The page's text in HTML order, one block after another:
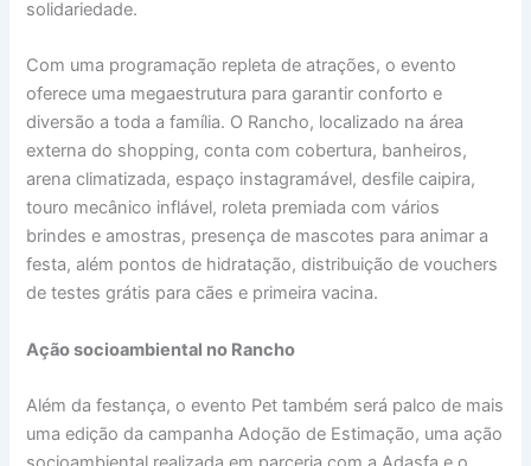
solidariedade.
Com uma programação repleta de atrações, o evento
oferece uma megaestrutura para garantir conforto e
diversão a toda a família. O Rancho, localizado na área
externa do shopping, conta com cobertura, banheiros,
arena climatizada, espaço instagramável, desfile caipira,
touro mecânico inflável, roleta premiada com vários
brindes e amostras, presença de mascotes para animar a
festa, além pontos de hidratação, distribuição de vouchers
de testes grátis para cães e primeira vacina.
Ação socioambiental no Rancho
Além da festança, o evento Pet também será palco de mais
uma edição da campanha Adoção de Estimação, uma ação